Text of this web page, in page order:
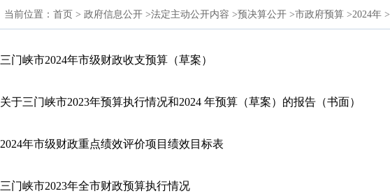
当前位置： 首页 > 政府信息公开 >法定主动公开内容 >预决算公开 >市政府预算 >2024年 >
三门峡市2024年市级财政收支预算（草案）
关于三门峡市2023年预算执行情况和2024 年预算（草案）的报告（书面）
2024年市级财政重点绩效评价项目绩效目标表
三门峡市2023年全市财政预算执行情况